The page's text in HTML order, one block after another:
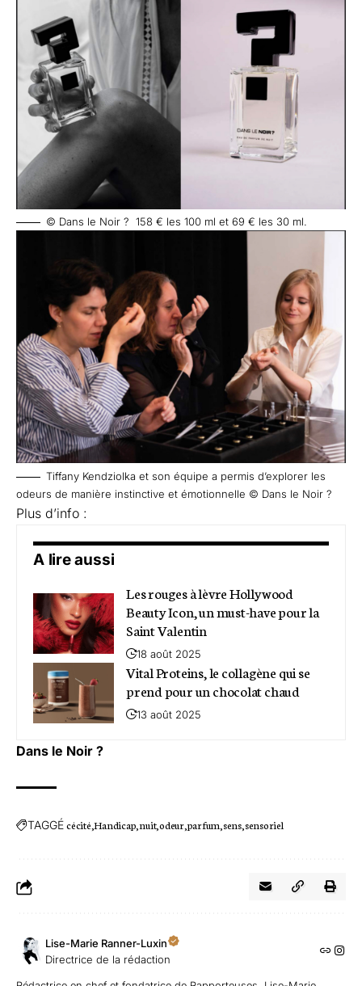
© Dans le Noir ? 158 € les 100 ml et 69 € les 30 ml.
Tiffany Kendziolka et son équipe a permis d’explorer les
odeurs de manière instinctive et émotionnelle © Dans le Noir ?
Plus d’info :
A lire aussi
Les rouges à lèvre Hollywood
Beauty Icon, un must-have pour la
Saint Valentin
18 août 2025
Vital Proteins, le collagène qui se
prend pour un chocolat chaud
13 août 2025
Dans le Noir ?
TAGGÉcécité Handicap nuit odeur parfum sens sensoriel
Lise-Marie Ranner-Luxin
Directrice de la rédaction